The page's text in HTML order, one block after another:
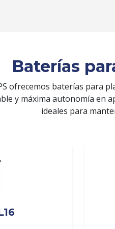
Baterías
ofrecemos baterías para
y máxima autonomía en
ideales para